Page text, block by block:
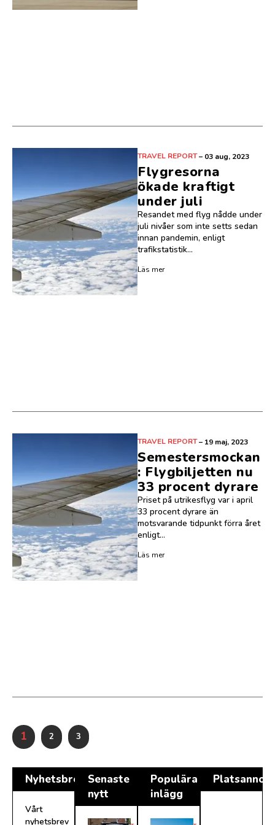
TRAVEL REPORT– 03 aug, 2023
Flygresorna
ökade kraftigt
under juli
Resandet med flyg nådde under
juli nivåer som inte setts sedan
innan pandemin, enligt
trafikstatistik...
Läs mer
TRAVEL REPORT– 19 maj, 2023
Semestersmockan
: Flygbiljetten nu
33 procent dyrare
Priset på utrikesflyg var i april
33 procent dyrare än
motsvarande tidpunkt förra året
enligt...
Läs mer
1 2 3
Nyhetsbrev
Vårt
nyhetsbrev
Senaste
nytt
Populära
inlägg